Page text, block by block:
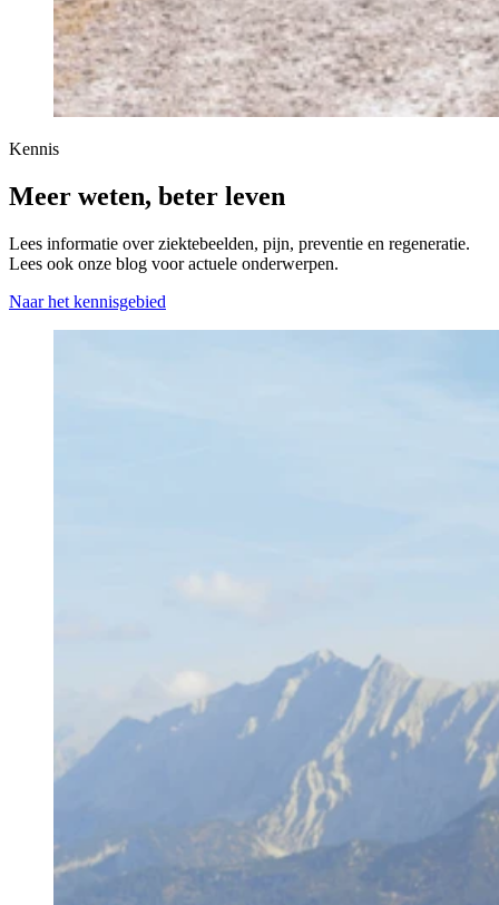
Kennis
Meer weten, beter leven
Lees informatie over ziektebeelden, pijn, preventie en regeneratie.
Lees ook onze blog voor actuele onderwerpen.
Naar het kennisgebied